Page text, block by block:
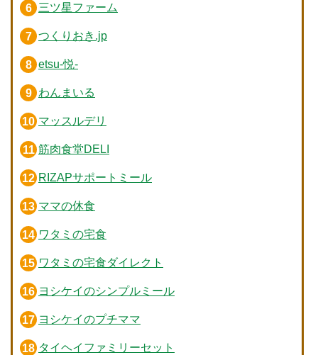
三ツ星ファーム
つくりおき.jp
etsu-悦-
わんまいる
マッスルデリ
筋肉食堂DELI
RIZAPサポートミール
ママの休食
ワタミの宅食
ワタミの宅食ダイレクト
ヨシケイのシンプルミール
ヨシケイのプチママ
タイヘイファミリーセット